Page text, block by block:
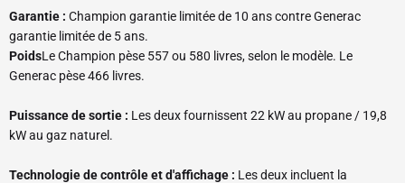
Garantie : Champion garantie limitée de 10 ans contre Generac
garantie limitée de 5 ans.
PoidsLe Champion pèse 557 ou 580 livres, selon le modèle. Le
Generac pèse 466 livres.
Puissance de sortie : Les deux fournissent 22 kW au propane / 19,8
kW au gaz naturel.
Technologie de contrôle et d'affichage : Les deux incluent la